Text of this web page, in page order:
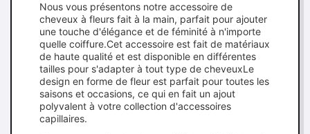
Nous vous présentons notre accessoire de
cheveux à fleurs fait à la main, parfait pour ajouter
une touche d'élégance et de féminité à n'importe
quelle coiffure.Cet accessoire est fait de matériaux
de haute qualité et est disponible en différentes
tailles pour s'adapter à tout type de cheveuxLe
design en forme de fleur est parfait pour toutes les
saisons et occasions, ce qui en fait un ajout
polyvalent à votre collection d'accessoires
capillaires.